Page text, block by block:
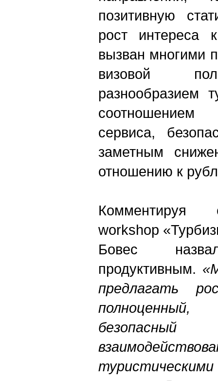
позитивную
рост интереса
вызван многими
визовой
разнообразием
сервиса,
заметным
отношению к
Комментируя
workshop
Бовес
продуктивным. «
предлагать